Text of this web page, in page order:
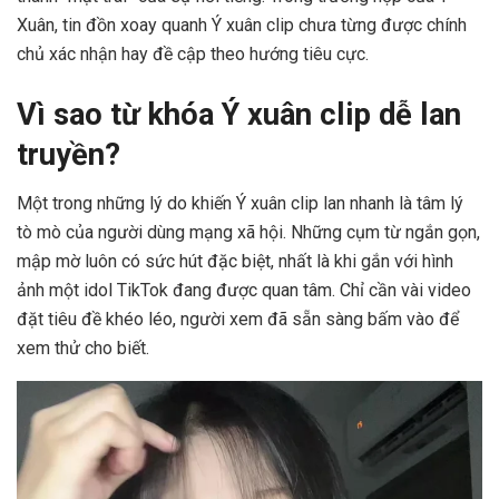
Xuân, tin đồn xoay quanh Ý xuân clip chưa từng được chính
chủ xác nhận hay đề cập theo hướng tiêu cực.
Vì sao từ khóa Ý xuân clip dễ lan
truyền?
Một trong những lý do khiến Ý xuân clip lan nhanh là tâm lý
tò mò của người dùng mạng xã hội. Những cụm từ ngắn gọn,
mập mờ luôn có sức hút đặc biệt, nhất là khi gắn với hình
ảnh một idol TikTok đang được quan tâm. Chỉ cần vài video
đặt tiêu đề khéo léo, người xem đã sẵn sàng bấm vào để
xem thử cho biết.